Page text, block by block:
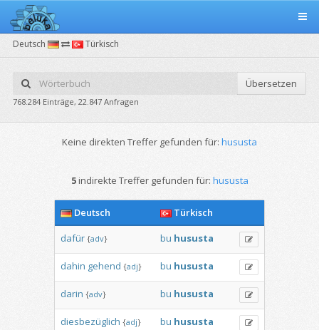
Deutsch Türkisch
Übersetzen
768.284 Einträge, 22.847 Anfragen
Keine direkten Treffer gefunden für: hususta
5indirekte Treffer gefunden für: hususta
Deutsch
Türkisch
dafür {adv} bu hususta
dahin gehend {adj} bu hususta
darin {adv} bu hususta
diesbezüglich {adj} bu hususta